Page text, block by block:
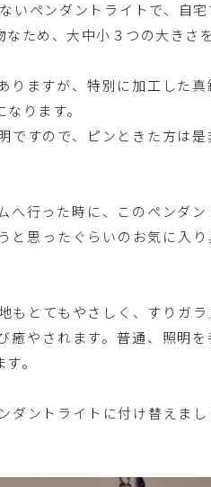
いペンダントライトで、自
ため、大中小３つの大きさ
りますが、特別に加工した
ります。
ですので、ピンときた方は
へ行った時に、このペンダ
と思ったぐらいのお気に入
もとてもやさしく、すりガ
癒やされます。普通、照明
。
ダントライトに付け替え